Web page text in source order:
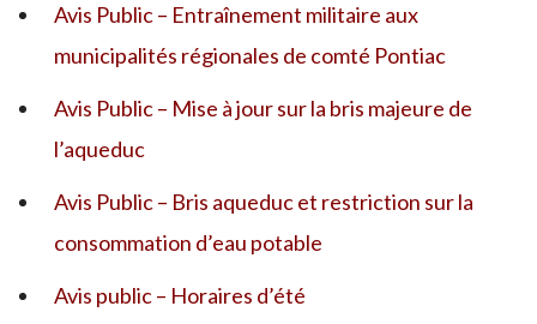
Avis Public – Entraînement militaire aux
municipalités régionales de comté Pontiac
Avis Public – Mise à jour sur la bris majeure de
l’aqueduc
Avis Public – Bris aqueduc et restriction sur la
consommation d’eau potable
Avis public – Horaires d’été